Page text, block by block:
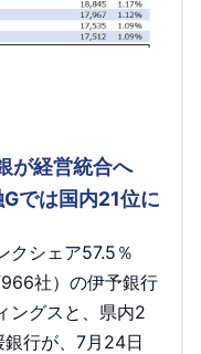
が経営統合へ
では国内21位に
クシェア57.5％
966社）の伊予銀行
ングスと、県内2
行が、7月24日